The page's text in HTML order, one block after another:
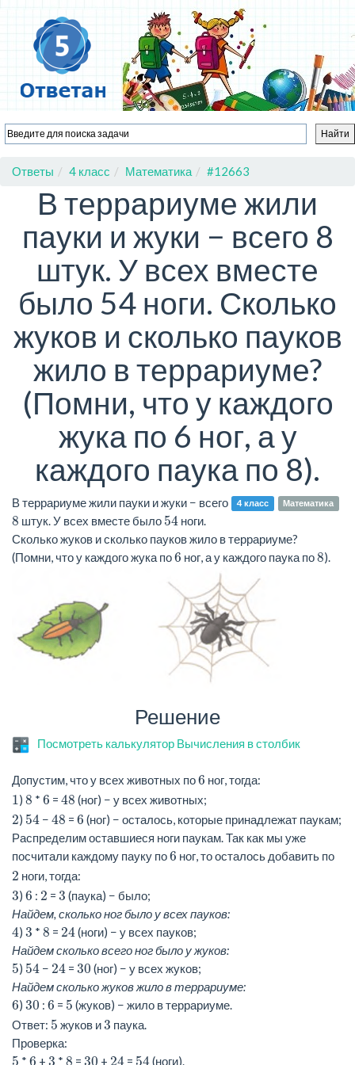
Ответы 4 класс Математика #12663
В террариуме жили
пауки и жуки − всего 8
штук. У всех вместе
было 54 ноги. Сколько
жуков и сколько пауков
жило в террариуме?
(Помни, что у каждого
жука по 6 ног, а у
каждого паука по 8).
4 класс Математика
В террариуме жили пауки и жуки − всего
8 штук. У всех вместе было 54 ноги.
Сколько жуков и сколько пауков жило в террариуме?
(Помни, что у каждого жука по6 ног, а у каждого паука по8).
Решение
Посмотреть калькулятор Вычисления в столбик
Допустим, что у всех животных по6 ног, тогда:
1) 8 * 6 = 48 (ног) − у всех животных;
2) 54 − 48 = 6 (ног) − осталось, которые принадлежат паукам;
Распределим оставшиеся ноги паукам. Так как мы уже
посчитали каждому пауку по6 ног, то осталось добавить по
2 ноги, тогда:
3) 6 : 2 = 3 (паука) − было;
Найдем, сколько ног было у всех пауков:
4) 3 * 8 = 24(ноги) − у всех пауков;
Найдем сколько всего ног было у жуков:
5) 54 − 24 = 30 (ног) − у всех жуков;
Найдем сколько жуков жило в террариуме:
6) 30 : 6 = 5 (жуков) − жило в террариуме.
Ответ: 5 жуков и3 паука.
Проверка:
5 * 6 + 3 * 8 = 30 + 24 = 54(ноги).